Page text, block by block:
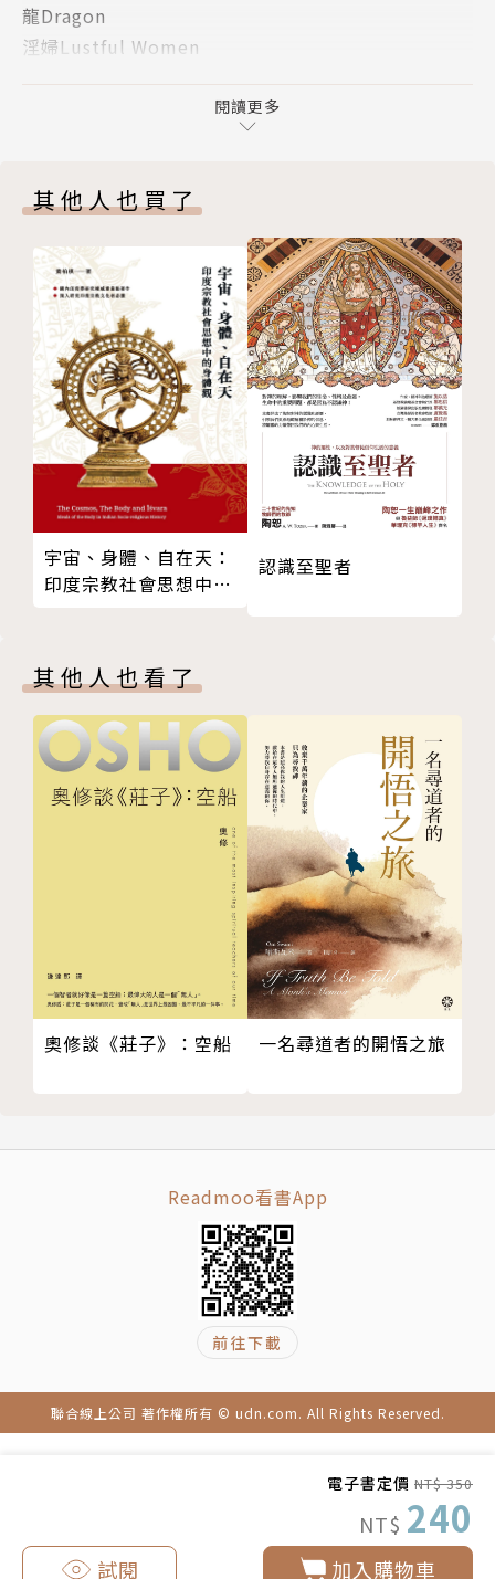
電子書定價 NT$ 350
NT$ 240
加入購物車
試閱
例如迪士尼卡通中，可愛又美麗的美人魚，他原始的圖
像是擁有兩條魚尾的人魚，代表著慾望與誘惑，他常以
義這一百多年來越來越趨於正面，所以星巴克才會使用
另外，又例如龍，他在西方的形象，是代表著邪惡、混
亂、黑暗、毀滅的兇猛生物，所以在每一個英雄的傳奇
裡，都要照例出現一隻龍來當壞蛋，這個習慣至今未
改。其他，還有很多住在歐洲世界以外的怪人，被當時
的人們轉述著。例如非洲利比亞住著五官長在胸前的人
們；只有一隻腳的民族則住在炎熱的印度，會躺著舉起
遮陽傘般的大腳來遮蔽烈日等等。
本書將帶領讀者重新回到那個充滿奇想的世界，並藉由
認識各種怪物，追本溯源到他們的神話意義或文化的象
徵，見識當時人們的內心世界，以及無所限制的想像
力。
作者簡介
王慧萍
靜宜大學西班牙語文學系、南華大學環境與藝術研究所
畢業，現職為兼任講師。長期研究歐洲中世紀藝術史，
經常到歐洲旅行並觀察各地歷史悠久的教堂和修道院，
尤其熱衷探尋其中暗藏的怪誕圖象。
龍Dragon
淫婦Lustful Women
怪人、畸形種族（下）Monstrous Races
植物Plants
四活物Four Living Things
夏娃Eva
聖樹崇拜Sacred Tree
魔鬼Devil
最後審判Last Judgement
地獄圖像Hell
聖經裡的植物Plants in Bible
Chapter．IV 中世紀怪物扮相
嘉年華Carnival
吝嗇鬼Miser
面具與偽裝Mask & Disguise
頭顱與臉孔Heads & Faces
Chapter．V 怪誕風格
何謂「怪誕」
中世紀怪誕風格的出現
閱讀更多
其他人也買了
宇宙、身體、自在天：
印度宗教社會思想中的
認識至聖者
其他人也看了
奧修談《莊子》：空船 一名尋道者的開悟之旅
Readmoo看書App
前往下載
聯合線上公司 著作權所有 © udn.com. All Rights Reserved.